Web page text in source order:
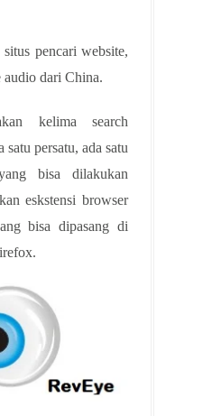
pencari website,
dari China.
kelima search
satu persatu, ada satu
bisa dilakukan
eskstensi browser
bisa dipasang di